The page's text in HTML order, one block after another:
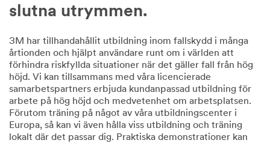
slutna utrymmen.
3M har tillhandahållit utbildning inom fallskydd i många
årtionden och hjälpt användare runt om i världen att
förhindra riskfyllda situationer när det gäller fall från hög
höjd. Vi kan tillsammans med våra licencierade
samarbetspartners erbjuda kundanpassad utbildning för
arbete på hög höjd och medvetenhet om arbetsplatsen.
Förutom träning på något av våra utbildningscenter i
Europa, så kan vi även hålla viss utbildning och träning
lokalt där det passar dig. Praktiska demonstrationer kan